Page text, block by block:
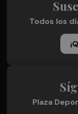
Todos los
Plaza